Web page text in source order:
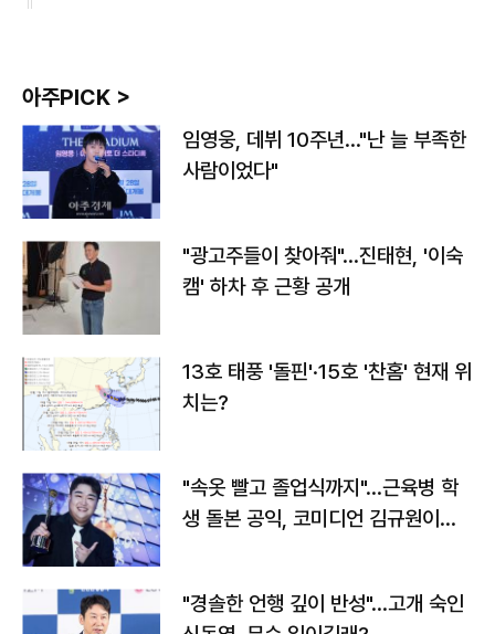
아주PICK >
임영웅, 데뷔 10주년…"난 늘 부족한
사람이었다"
"광고주들이 찾아줘"…진태현, '이숙
캠' 하차 후 근황 공개
13호 태풍 '돌핀'·15호 '찬홈' 현재 위
치는?
"속옷 빨고 졸업식까지"…근육병 학
생 돌본 공익, 코미디언 김규원이었
"경솔한 언행 깊이 반성"…고개 숙인